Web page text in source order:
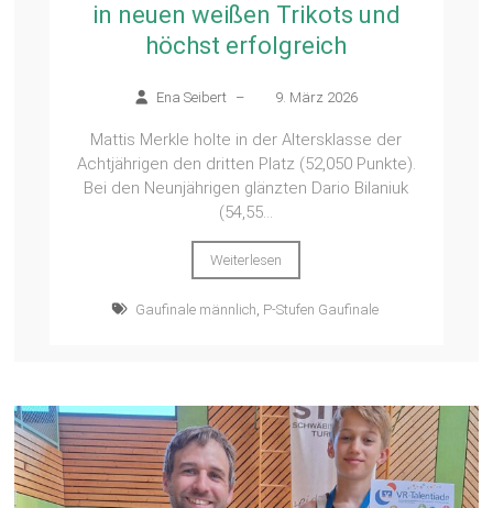
in neuen weißen Trikots und
höchst erfolgreich
Ena Seibert – 9. März 2026
Mattis Merkle holte in der Altersklasse der
Achtjährigen den dritten Platz (52,050 Punkte).
Bei den Neunjährigen glänzten Dario Bilaniuk
(54,55...
Weiterlesen
Gaufinale männlich, P-Stufen Gaufinale